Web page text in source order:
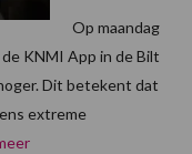
Op maandag
KNMI App in de Bilt
Dit betekent dat
extreme